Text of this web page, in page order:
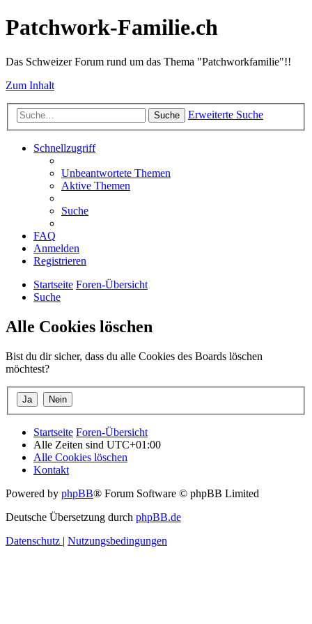
Patchwork-Familie.ch
Das Schweizer Forum rund um das Thema "Patchworkfamilie"!!
Zum Inhalt
Suche Erweiterte Suche
Schnellzugriff
Unbeantwortete Themen
Aktive Themen
Suche
FAQ
Anmelden
Registrieren
Startseite Foren-Übersicht
Suche
Alle Cookies löschen
Bist du dir sicher, dass du alle Cookies des Boards löschen
möchtest?
Startseite Foren-Übersicht
Alle Zeiten sind UTC+01:00
Alle Cookies löschen
Kontakt
Powered by phpBB® Forum Software © phpBB Limited
Deutsche Übersetzung durch phpBB.de
Datenschutz | Nutzungsbedingungen